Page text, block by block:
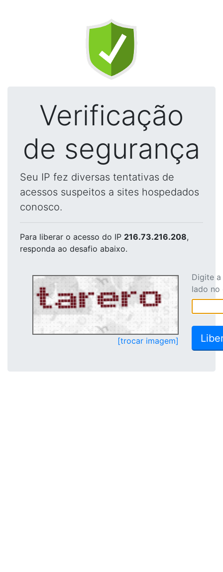
Verificação
de segurança
Seu IP fez diversas tentativas de
acessos suspeitos a sites hospedados
conosco.
Para liberar o acesso do IP 216.73.216.208,
responda ao desafio abaixo.
[trocar imagem]
Digite
lado no